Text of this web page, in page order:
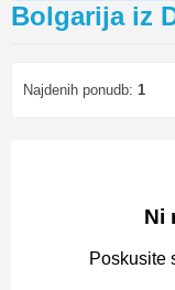
Bolgarija iz
Najdenih ponudb: 1
Ni
Poskusite